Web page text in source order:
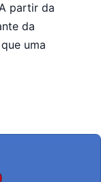
partir da
da
uma